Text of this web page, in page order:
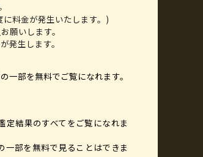
料金が発生いたします。)
願いします。
発生します。
一部を無料でご覧になれます。
定結果のすべてをご覧になれま
部を無料で見ることはできま